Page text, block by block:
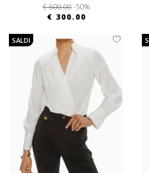
€ 600.00-50%
€ 300.00
SALDI